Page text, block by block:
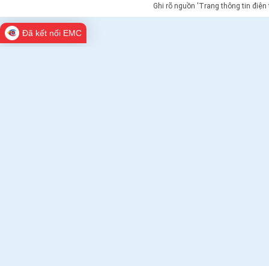
Ghi rõ nguồn 'Trang thông tin
Đã kết nối EMC